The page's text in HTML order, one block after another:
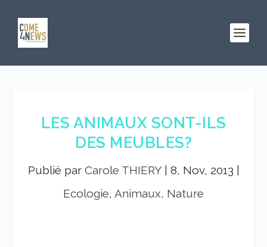
LES ANIMAUX SONT-ILS
DES MEUBLES?
Publié par Carole THIERY| 8, Nov, 2013
Ecologie, Animaux, Nature